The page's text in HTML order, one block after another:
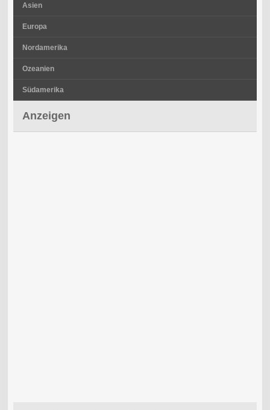
Asien
Europa
Nordamerika
Ozeanien
Südamerika
Anzeigen